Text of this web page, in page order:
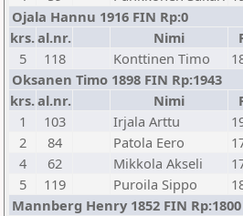
Ojala Hannu 1916 FIN Rp:0
krs.al.nr. Nimi
5
118 Konttinen Timo
Oksanen Timo 1898 FIN Rp:1943
krs.al.nr. Nimi
1
103 Irjala Arttu
2
84 Patola Eero
4
62 Mikkola Akseli
5
119 Puroila Sippo
Mannberg Henry 1852 FIN Rp:1800